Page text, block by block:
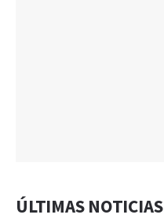
ÚLTIMAS NOTICIAS